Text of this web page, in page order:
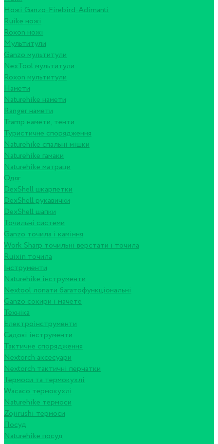
Ножі Ganzo-Firebird-Adimanti
Ruike ножі
Roxon ножi
Мультитули
Ganzo мультитули
NexTool мультитули
Roxon мультитули
Намети
Naturehike намети
Ranger намети
Tramp намети, тенти
Туристичне спорядження
Naturehike спальні мішки
Naturehike гамаки
Naturehike матраци
Одяг
DexShell шкарпетки
DexShell рукавички
DexShell шапки
Точильні системи
Ganzo точила і каміння
Work Sharp точильні верстати і точила
Ruixin точила
Інструменти
Naturehike інструменти
Nextool лопати багатофункціональні
Ganzo сокири і мачете
Техніка
Електроінструменти
Садові інструменти
Тактичне спорядження
Nextorch аксесуари
Nextorch тактичні перчатки
Термоси та термокухлі
Wacaco термокухлі
Naturehike термоси
Zojirushi термоси
Посуд
Naturehike посуд